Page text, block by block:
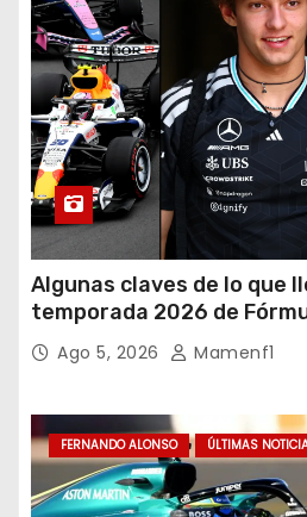
Algunas claves de lo que
temporada 2026 de
Ago 5, 2026 Mamenf1
FERNANDO ALONSO ÚLTIMAS